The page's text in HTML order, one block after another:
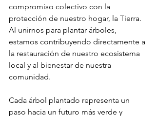
compromiso colectivo con la
protección de nuestro hogar, la Tierra.
Al unirnos para plantar árboles,
estamos contribuyendo directamente a
la restauración de nuestro ecosistema
local y al bienestar de nuestra
comunidad.
Cada árbol plantado representa un
paso hacia un futuro más verde y